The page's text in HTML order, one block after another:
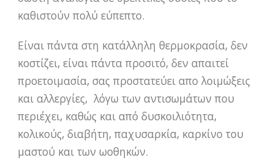
καθιστούν πολύ εύπεπτο.
Είναι πάντα στη κατάλληλη θερμοκρασία, δεν
κοστίζει, είναι πάντα προσιτό, δεν απαιτεί
προετοιμασία, σας προστατεύει απο λοιμώξεις
και αλλεργίες, λόγω των αντισωμάτων που
περιέχει, καθώς και από δυσκοιλιότητα,
κολικούς, διαβήτη, παχυσαρκία, καρκίνο του
μαστού και των ωοθηκών.